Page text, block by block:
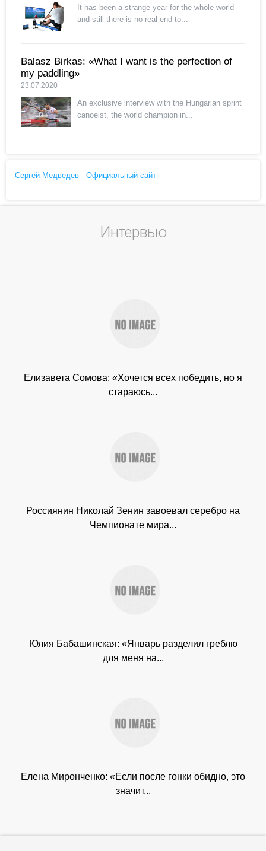
It has been a strange year for the whole world
and still there is no real end to...
Balasz Birkas: «What I want is the perfection of
my paddling»
23.07.2020
An exclusive interview with the Hungarian sprint
canoeist, the world champion in...
Сергей Медведев - Официальный сайт
Интервью
Елизавета Сомова: «Хочется всех победить, но я
стараюсь...
Россиянин Николай Зенин завоевал серебро на
Чемпионате мира...
Юлия Бабашинская: «Январь разделил греблю
для меня на...
Елена Миронченко: «Если после гонки обидно, это
значит...